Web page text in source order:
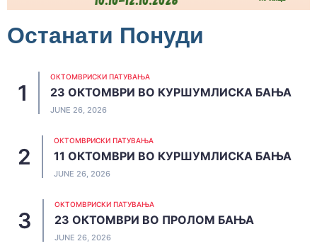
Останати Понуди
ОКТОМВРИСКИ ПАТУВАЊА
23 ОКТОМВРИ ВО КУРШУМЛИСКА БАЊА
JUNE 26, 2026
ОКТОМВРИСКИ ПАТУВАЊА
11 ОКТОМВРИ ВО КУРШУМЛИСКА БАЊА
JUNE 26, 2026
ОКТОМВРИСКИ ПАТУВАЊА
23 ОКТОМВРИ ВО ПРОЛОМ БАЊА
JUNE 26, 2026